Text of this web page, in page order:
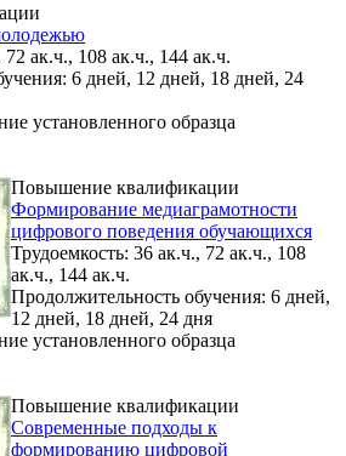
ак.ч., 108 ак.ч., 144 ак.ч.
6 дней, 12 дней, 18 дней, 24
установленного образца
Повышение квалификации
Формирование медиаграмотности
цифрового поведения обучающихся
Трудоемкость: 36 ак.ч., 72 ак.ч., 108
ак.ч., 144 ак.ч.
Продолжительность обучения: 6 дней,
12 дней, 18 дней, 24 дня
установленного образца
Повышение квалификации
Современные подходы к
формированию цифровой